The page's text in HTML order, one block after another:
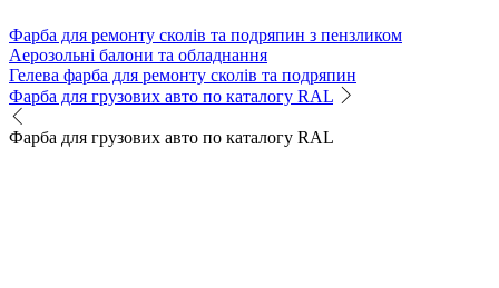
Фарба для ремонту сколів та подряпин з пензликом
Аерозольні балони та обладнання
Гелева фарба для ремонту сколів та подряпин
Фарба для грузових авто по каталогу RAL
Фарба для грузових авто по каталогу RAL